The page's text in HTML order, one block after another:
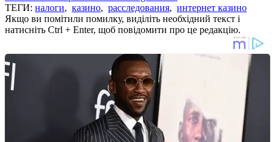
ТЕГИ: налоги, казино, расследования, интернет казино
Якщо ви помітили помилку, виділіть необхідний текст і
натисніть Ctrl + Enter, щоб повідомити про це редакцію.